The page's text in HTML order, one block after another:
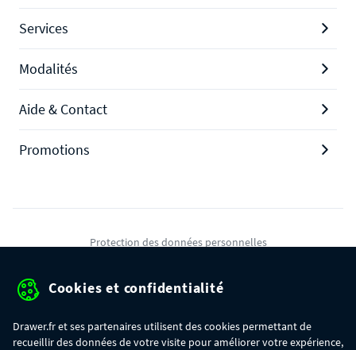
Services
Modalités
Aide & Contact
Promotions
Protection des données personnelles
Gérer mes cookies
Cookies et confidentialité
Drawer.fr et ses partenaires utilisent des cookies permettant de
recueillir des données de votre visite pour améliorer votre expérience,